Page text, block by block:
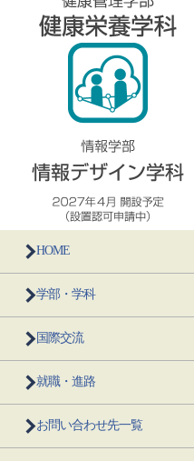
HOME
学部・学科
国際交流
就職・進路
お問い合わせ先一覧